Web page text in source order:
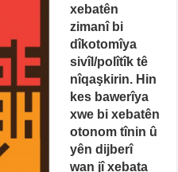
xebatên
zimanî bi
dîkotomîya
sivîl/polîtîk tê
nîqaşkirin. Hin
kes bawerîya
xwe bi xebatên
otonom tînin û
yên dijberî
wan jî xebata